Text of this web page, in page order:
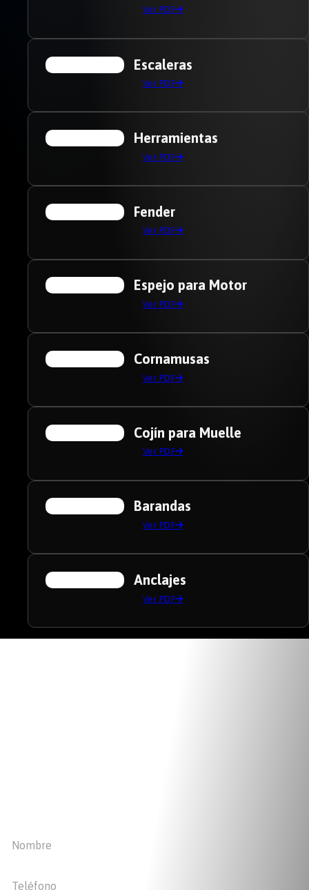
Ver PDF
Escaleras
Ver PDF
Herramientas
Ver PDF
Fender
Ver PDF
Espejo para Motor
Ver PDF
Cornamusas
Ver PDF
Cojín para Muelle
Ver PDF
Barandas
Ver PDF
Anclajes
Ver PDF